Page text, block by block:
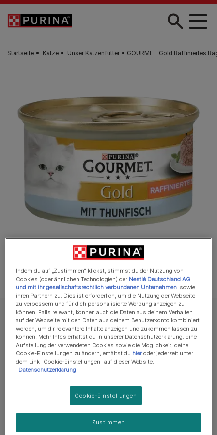
Zum Hauptinhalt springen
Startseite Katze Unser Katzenfutter GOURMET Gold Raffiniertes
GOURMET Nassfutter für Katzen
GOURMET Gold Raffiniertes Ragout mit
Thunfisch
Verfügbare Größen:
GOURMET Gold Raffiniertes Ragout: Qualitativ
hochwertige Zutaten vereint in einem Ragout.
Fein geschnetzelte Stückchen kombiniert mit einem
Hauch von Sauce.
Indem du auf „Zustimmen“ klickst, stimmst du der Nutzung von
Cookies (oder ähnlichen Technologien) der Nestlé Deutschland AG
und mit ihr gesellschaftsrechtlich verbundenen Unternehmen sowie
ihren Partnern zu. Dies ist erforderlich, um die Nutzung der Webseite
zu verbessern und für dich personalisierte Werbung anzeigen zu
können. Falls relevant, können auch die Daten aus deinem Verhalten
auf der Webseite mit den Daten aus deinem Benutzerkonto kombiniert
werden, um dir relevantere Inhalte anzeigen und zukommen lassen zu
können. Mehr Infos erhältst du in unserer Datenschutzerklärung. Eine
Aufstellung der verwendeten Cookies sowie die Möglichkeit, deine
Cookie-Einstellungen zu ändern, erhältst du hieroder jederzeit unter
dem Link "Cookie-Einstellungen" auf dieser Website.
Datenschutzerklärung
Cookie-Einstellungen
Zustimmen